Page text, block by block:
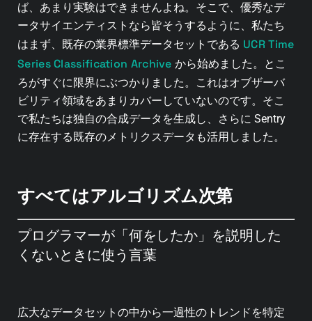
ば、あまり実験はできませんよね。そこで、優秀なデ
ータサイエンティストなら皆そうするように、私たち
はまず、既存の業界標準データセットである UCR Time
Series Classification Archive から始めました。とこ
ろがすぐに限界にぶつかりました。これはオブザーバ
ビリティ領域をあまりカバーしていないのです。そこ
で私たちは独自の合成データを生成し、さらに Sentry
に存在する既存のメトリクスデータも活用しました。
すべてはアルゴリズム次第
プログラマーが「何をしたか」を説明した
くないときに使う言葉
広大なデータセットの中から一過性のトレンドを特定